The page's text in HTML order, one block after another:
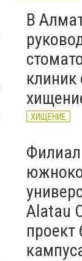
В
клиник
ХИЩЕНИЕ
Филиал
Alatau
проект